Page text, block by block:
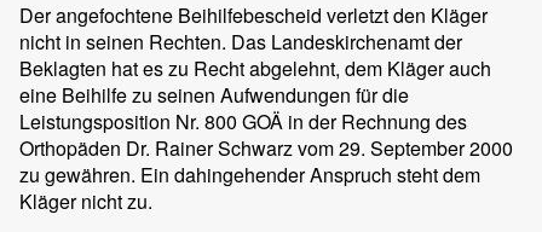
Der angefochtene Beihilfebescheid verletzt den Kläger
nicht in seinen Rechten. Das Landeskirchenamt der
Beklagten hat es zu Recht abgelehnt, dem Kläger auch
eine Beihilfe zu seinen Aufwendungen für die
Leistungsposition Nr. 800 GOÄ in der Rechnung des
Orthopäden Dr. Rainer Schwarz vom 29. September 2000
zu gewähren. Ein dahingehender Anspruch steht dem
Kläger nicht zu.